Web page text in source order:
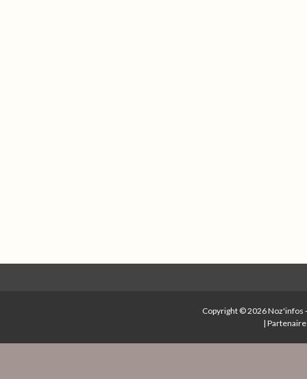
Copyright © 2026Noz'infos
|